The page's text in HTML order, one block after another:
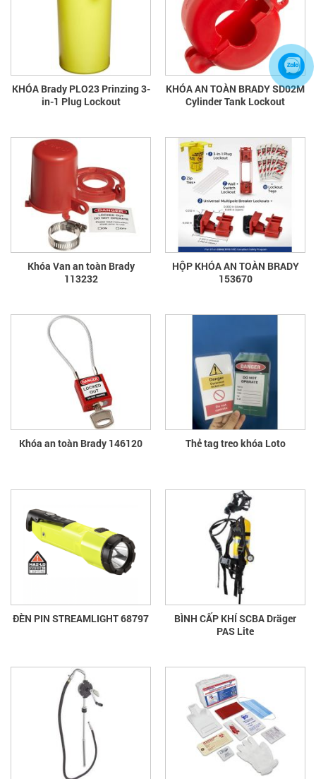
KHÓA Brady PLO23 Prinzing 3-
in-1 Plug Lockout
KHÓA AN TOÀN BRADY SD02M
Cylinder Tank Lockout
Khóa Van an toàn Brady
113232
HỘP KHÓA AN TOÀN BRADY
153670
Khóa an toàn Brady 146120 Thẻ tag treo khóa Loto
ĐÈN PIN STREAMLIGHT 68797
BÌNH CẤP KHÍ SCBA Dräger
PAS Lite